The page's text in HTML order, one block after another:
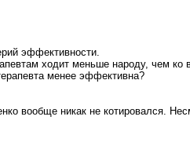
эффективности.
ходит меньше народу, чем
менее эффективна?
вообще никак не котировался.